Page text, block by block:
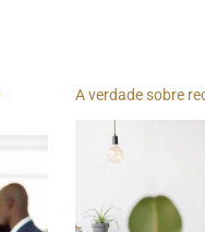
A verdade sobre